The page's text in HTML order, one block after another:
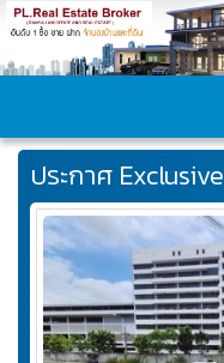
ประกาศ Exclusive